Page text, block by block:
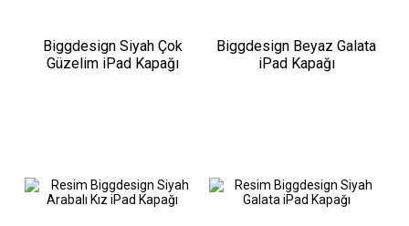
Biggdesign Siyah Çok
Güzelim iPad Kapağı
Biggdesign Beyaz Galata
iPad Kapağı